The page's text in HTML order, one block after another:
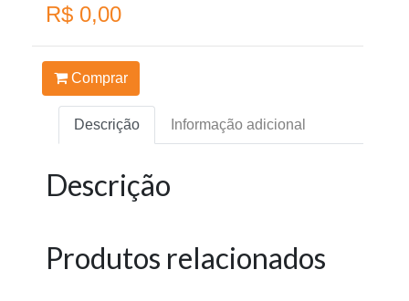
R$ 0,00
Comprar
Descrição Informação adicional
Descrição
Produtos relacionados